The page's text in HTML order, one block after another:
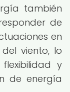
también
de
en
viento, lo
y
de energía